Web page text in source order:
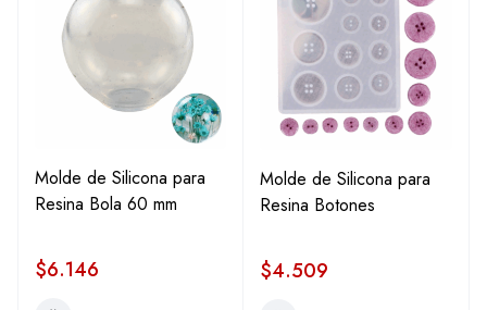
Molde de Silicona para
Resina Bola 60 mm
$6.146
Molde de Silicona para
Resina Botones
$4.509